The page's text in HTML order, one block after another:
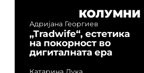
КОЛУМНИ
Адријана Георгиев
„Tradwife“, естетика
на покорност во
дигиталната ера